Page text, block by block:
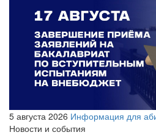
5 августа 2026 Информация для
Новости и события